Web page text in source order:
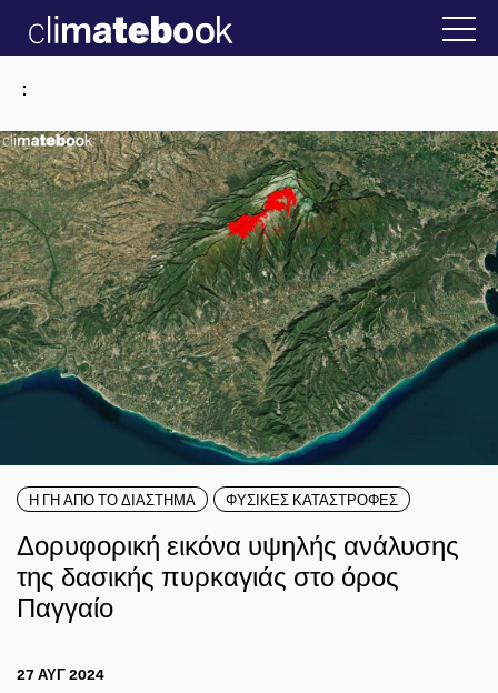
Ελλάδα 22 ΙΑΝ 2026 2025 Η άβολη
:
Η ΓΗ ΑΠΟ ΤΟ ΔΙΑΣΤΗΜΑ ΦΥΣΙΚΕΣ ΚΑΤΑΣΤΡΟΦΕΣ
Δορυφορική εικόνα υψηλής ανάλυσης
της δασικής πυρκαγιάς στο όρος
Παγγαίο
27 ΑΥΓ 2024